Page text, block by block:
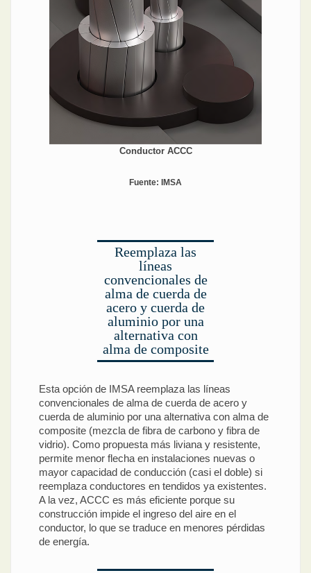
Conductor ACCC
Fuente: IMSA
Reemplaza las
líneas
convencionales de
alma de cuerda de
acero y cuerda de
aluminio por una
alternativa con
alma de composite
Esta opción de IMSA reemplaza las líneas
convencionales de alma de cuerda de acero y
cuerda de aluminio por una alternativa con alma de
composite (mezcla de fibra de carbono y fibra de
vidrio). Como propuesta más liviana y resistente,
permite menor flecha en instalaciones nuevas o
mayor capacidad de conducción (casi el doble) si
reemplaza conductores en tendidos ya existentes.
A la vez, ACCC es más eficiente porque su
construcción impide el ingreso del aire en el
conductor, lo que se traduce en menores pérdidas
de energía.